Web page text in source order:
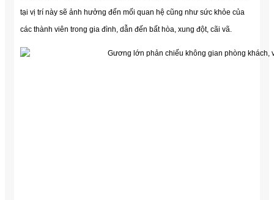
tại vị trí này sẽ ảnh hưởng đến mối quan hệ cũng như sức khỏe của
các thành viên trong gia đình, dẫn đến bất hòa, xung đột, cãi vã.